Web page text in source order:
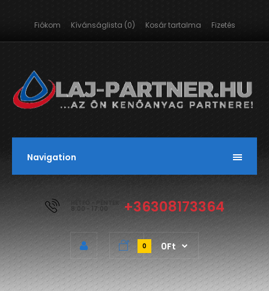
Fiókom Kívánságlista (0) Kosár tartalma Fizetés
Navigation
HÉTFŐ - PÉNTEK
8:00 - 17:00 +36308173364
0 0Ft